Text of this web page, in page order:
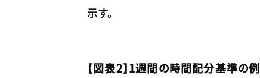
示す。
【図表2】1週間の時間配分基準の例